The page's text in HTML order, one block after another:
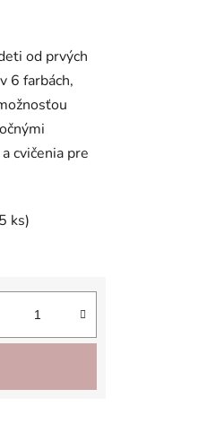
od prvých
6 farbách,
cvičenia pre
ks)